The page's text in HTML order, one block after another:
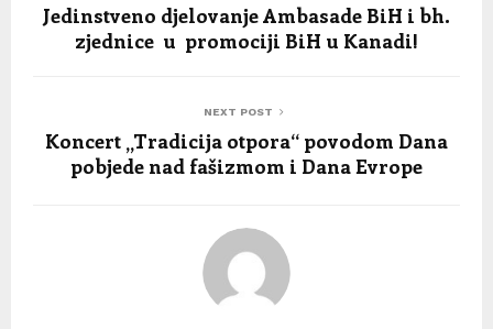
Jedinstveno djelovanje Ambasade BiH i bh.
zjednice u promociji BiH u Kanadi!
NEXT POST
Koncert „Tradicija otpora“ povodom Dana
pobjede nad fašizmom i Dana Evrope